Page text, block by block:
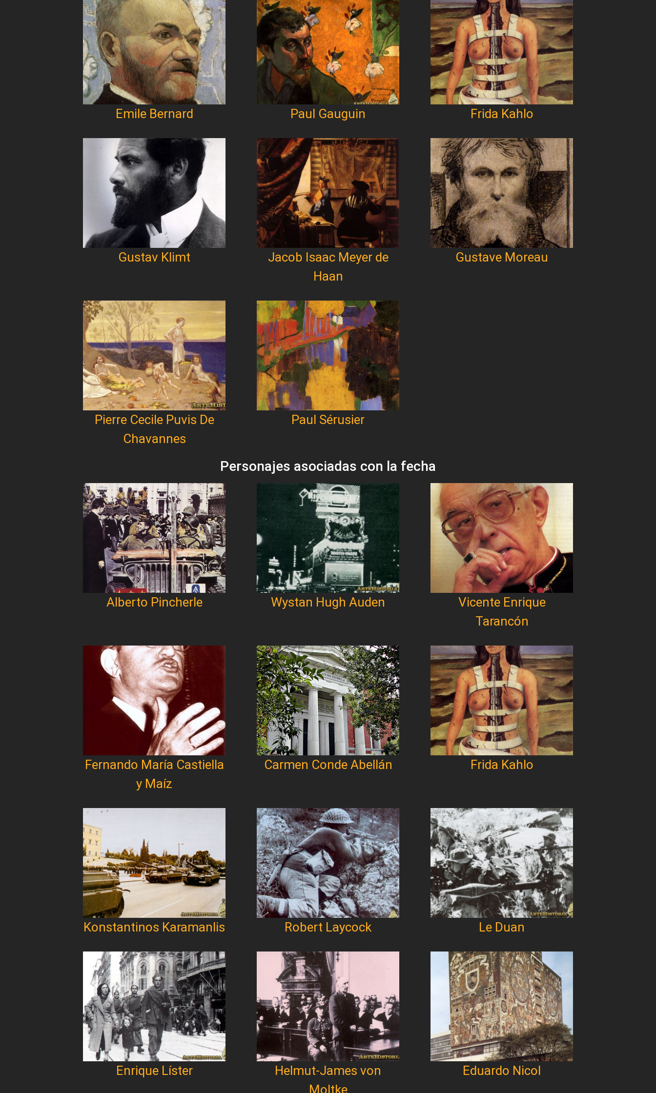
Emile Bernard Paul Gauguin Frida Kahlo
Gustav Klimt
Jacob Isaac Meyer de
Haan
Gustave Moreau
Pierre Cecile Puvis De
Chavannes
Paul Sérusier
Personajes asociadas con la fecha
Alberto Pincherle Wystan Hugh Auden
Vicente Enrique
Tarancón
Fernando María Castiella
y Maíz
Carmen Conde Abellán Frida Kahlo
Konstantinos Karamanlis Robert Laycock Le Duan
Enrique Líster
Helmut-James von
Moltke
Eduardo Nicol